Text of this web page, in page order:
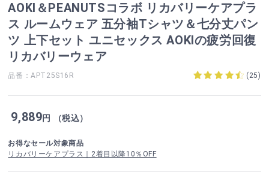
AOKI＆PEANUTSコラボ リカバリーケアプラ
ス ルームウェア 五分袖Tシャツ＆七分丈パン
ツ 上下セット ユニセックス AOKIの疲労回復
リカバリーウェア
品番：APT25S16R (25)
9,889円 （税込）
お得なセール対象商品
リカバリーケアプラス｜2着目以降10％OFF